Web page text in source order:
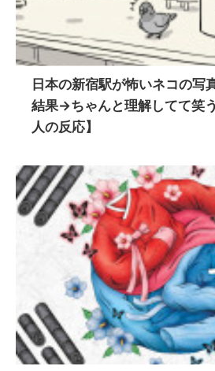
日本の新宿駅が怖いネコの写
結果→ちゃんと理解してて笑
人の反応】